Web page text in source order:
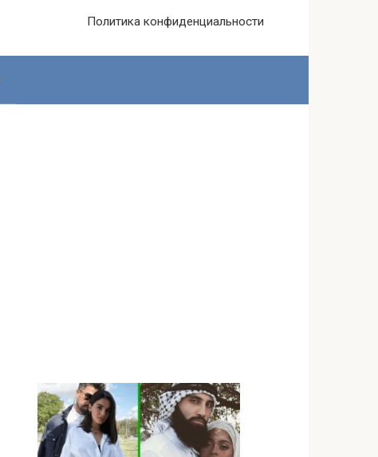
Политика конфиденциальности